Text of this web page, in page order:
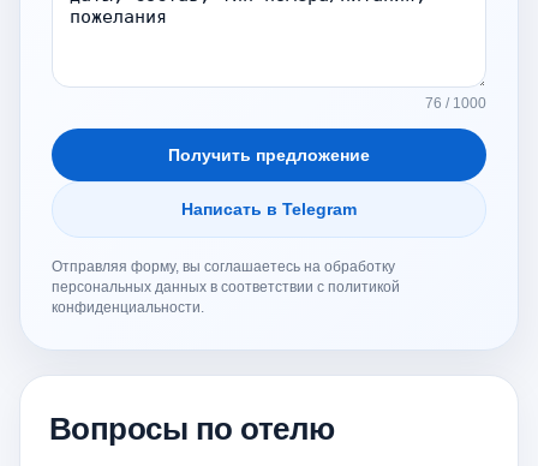
76 / 1000
Получить предложение
Написать в Telegram
Отправляя форму, вы соглашаетесь на обработку
персональных данных в соответствии с политикой
конфиденциальности.
Вопросы по отелю